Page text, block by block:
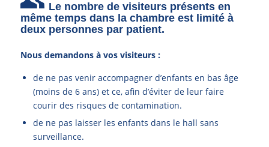
Le nombre de visiteurs présents en
même temps dans la chambre est limité à
deux personnes par patient.
Nous demandons à vos visiteurs :
de ne pas venir accompagner d’enfants en bas âge
(moins de 6 ans) et ce, afin d’éviter de leur faire
courir des risques de contamination.
de ne pas laisser les enfants dans le hall sans
surveillance.